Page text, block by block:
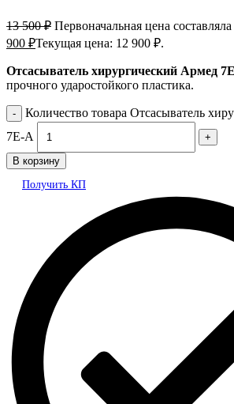
13 500₽ Первоначальная цена
900 ₽Текущая цена: 12 900 ₽.
Отсасыватель хирургический Армед
прочного ударостойкого пластика.
Количество товара Отсасыватель
7Е-А
В корзину
Получить КП